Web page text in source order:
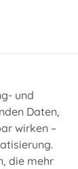
und
Daten,
wirken –
die mehr